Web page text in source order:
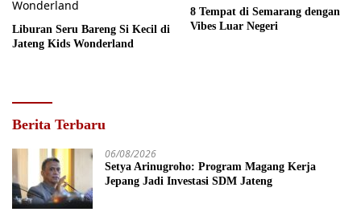
Liburan Seru Bareng Si Kecil di
Jateng Kids Wonderland
8 Tempat di Semarang dengan
Vibes Luar Negeri
Berita Terbaru
06/08/2026
Setya Arinugroho: Program Magang Kerja
Jepang Jadi Investasi SDM Jateng